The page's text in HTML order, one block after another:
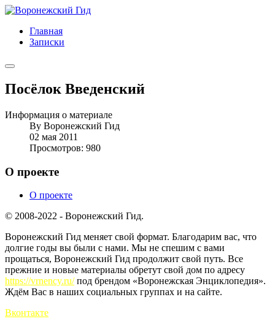
Главная
Записки
Посёлок Введенский
Информация о материале
By Воронежский Гид
02 мая 2011
Просмотров: 980
О проекте
О проекте
© 2008-2022 - Воронежский Гид.
Воронежский Гид меняет свой формат. Благодарим вас, что
долгие годы вы были с нами. Мы не спешим с вами
прощаться, Воронежский Гид продолжит свой путь. Все
прежние и новые материалы обретут свой дом по адресу
https://vrnency.ru/под брендом «Воронежская Энциклопедия».
Ждём Вас в наших социальных группах и на сайте.
Вконтакте